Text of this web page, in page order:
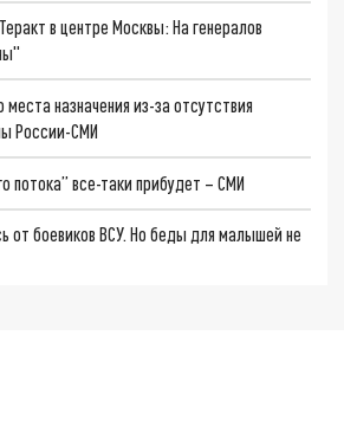
в центре Москвы: На генералов
назначения из-за отсутствия
России-СМИ
потока” все-таки прибудет – СМИ
от боевиков ВСУ. Но беды для малышей не